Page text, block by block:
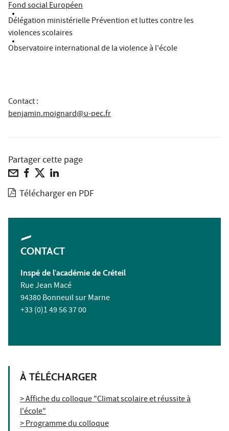
Fond social Européen
Délégation ministérielle Prévention et luttes contre les
violences scolaires
Observatoire international de la violence à l'école
Contact :
benjamin.moignard@u-pec.fr
Partager cette page
Télécharger en PDF
CONTACT
Inspé de l'académie de Créteil
Rue Jean Macé
94380 Bonneuil sur Marne
+33 (0)1 49 56 37 00
À TÉLÉCHARGER
> Affiche du colloque "Climat scolaire et réussite à
l'école"
> Programme du colloque